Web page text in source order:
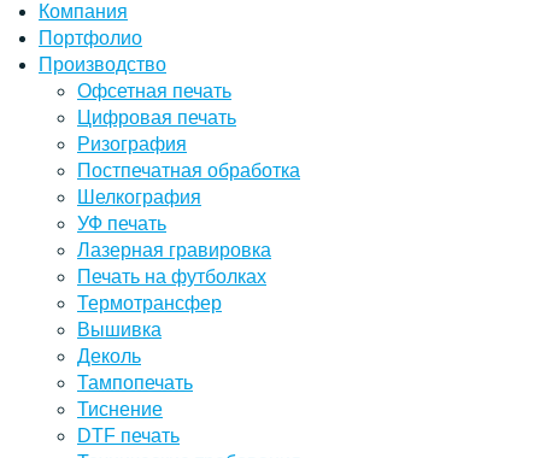
Компания
Портфолио
Производство
Офсетная печать
Цифровая печать
Ризография
Постпечатная обработка
Шелкография
УФ печать
Лазерная гравировка
Печать на футболках
Термотрансфер
Вышивка
Деколь
Тампопечать
Тиснение
DTF печать